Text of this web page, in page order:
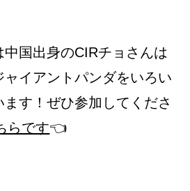
国出身のCIRチョさんは
イアントパンダをいろい
す！ぜひ参加してくださ
らです👈